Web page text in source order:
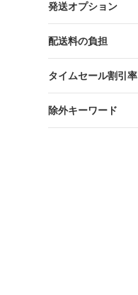
発送オプション
配送料の負担
タイムセール割引率
除外キーワード